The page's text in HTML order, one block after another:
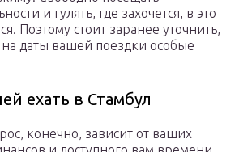
и гулять, где захочется, в это
Поэтому стоит заранее уточнить,
на даты вашей поездки особые
ехать в Стамбул
конечно, зависит от ваших